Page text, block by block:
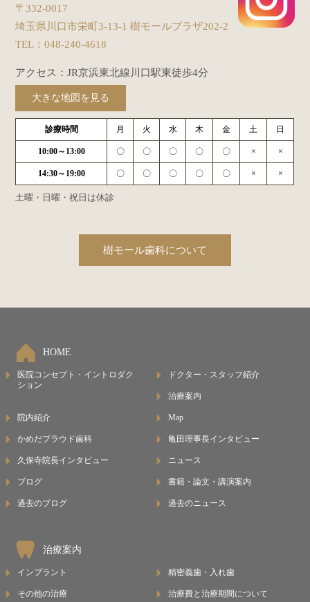
〒332-0017
埼玉県川口市栄町3-13-1 樹モールプラザ202-2
TEL：048-240-4618
アクセス：JR京浜東北線川口駅東徒歩4分
大きな地図を見る
診療時間 月 火 水 木 金 土 日
10:00～13:00 〇 〇 〇 〇 〇 × ×
14:30～19:00 〇 〇 〇 〇 〇 × ×
土曜・日曜・祝日は休診
樹モール歯科について
HOME
医院コンセプト・イントロダク
ション
ドクター・スタッフ紹介
治療案内
院内紹介 Map
かめだプラウド歯科 亀田理事長インタビュー
久保寺院長インタビュー ニュース
ブログ 書籍・論文・講演案内
過去のブログ 過去のニュース
治療案内
インプラント 精密義歯・入れ歯
その他の治療 治療費と治療期間について